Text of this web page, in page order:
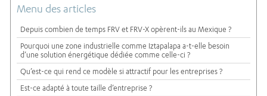
Menu des articles
Depuis combien de temps FRV et FRV-X opèrent-ils au Mexique ?
Pourquoi une zone industrielle comme Iztapalapa a-t-elle besoin
d’une solution énergétique dédiée comme celle-ci ?
Qu’est-ce qui rend ce modèle si attractif pour les entreprises ?
Est-ce adapté à toute taille d’entreprise ?